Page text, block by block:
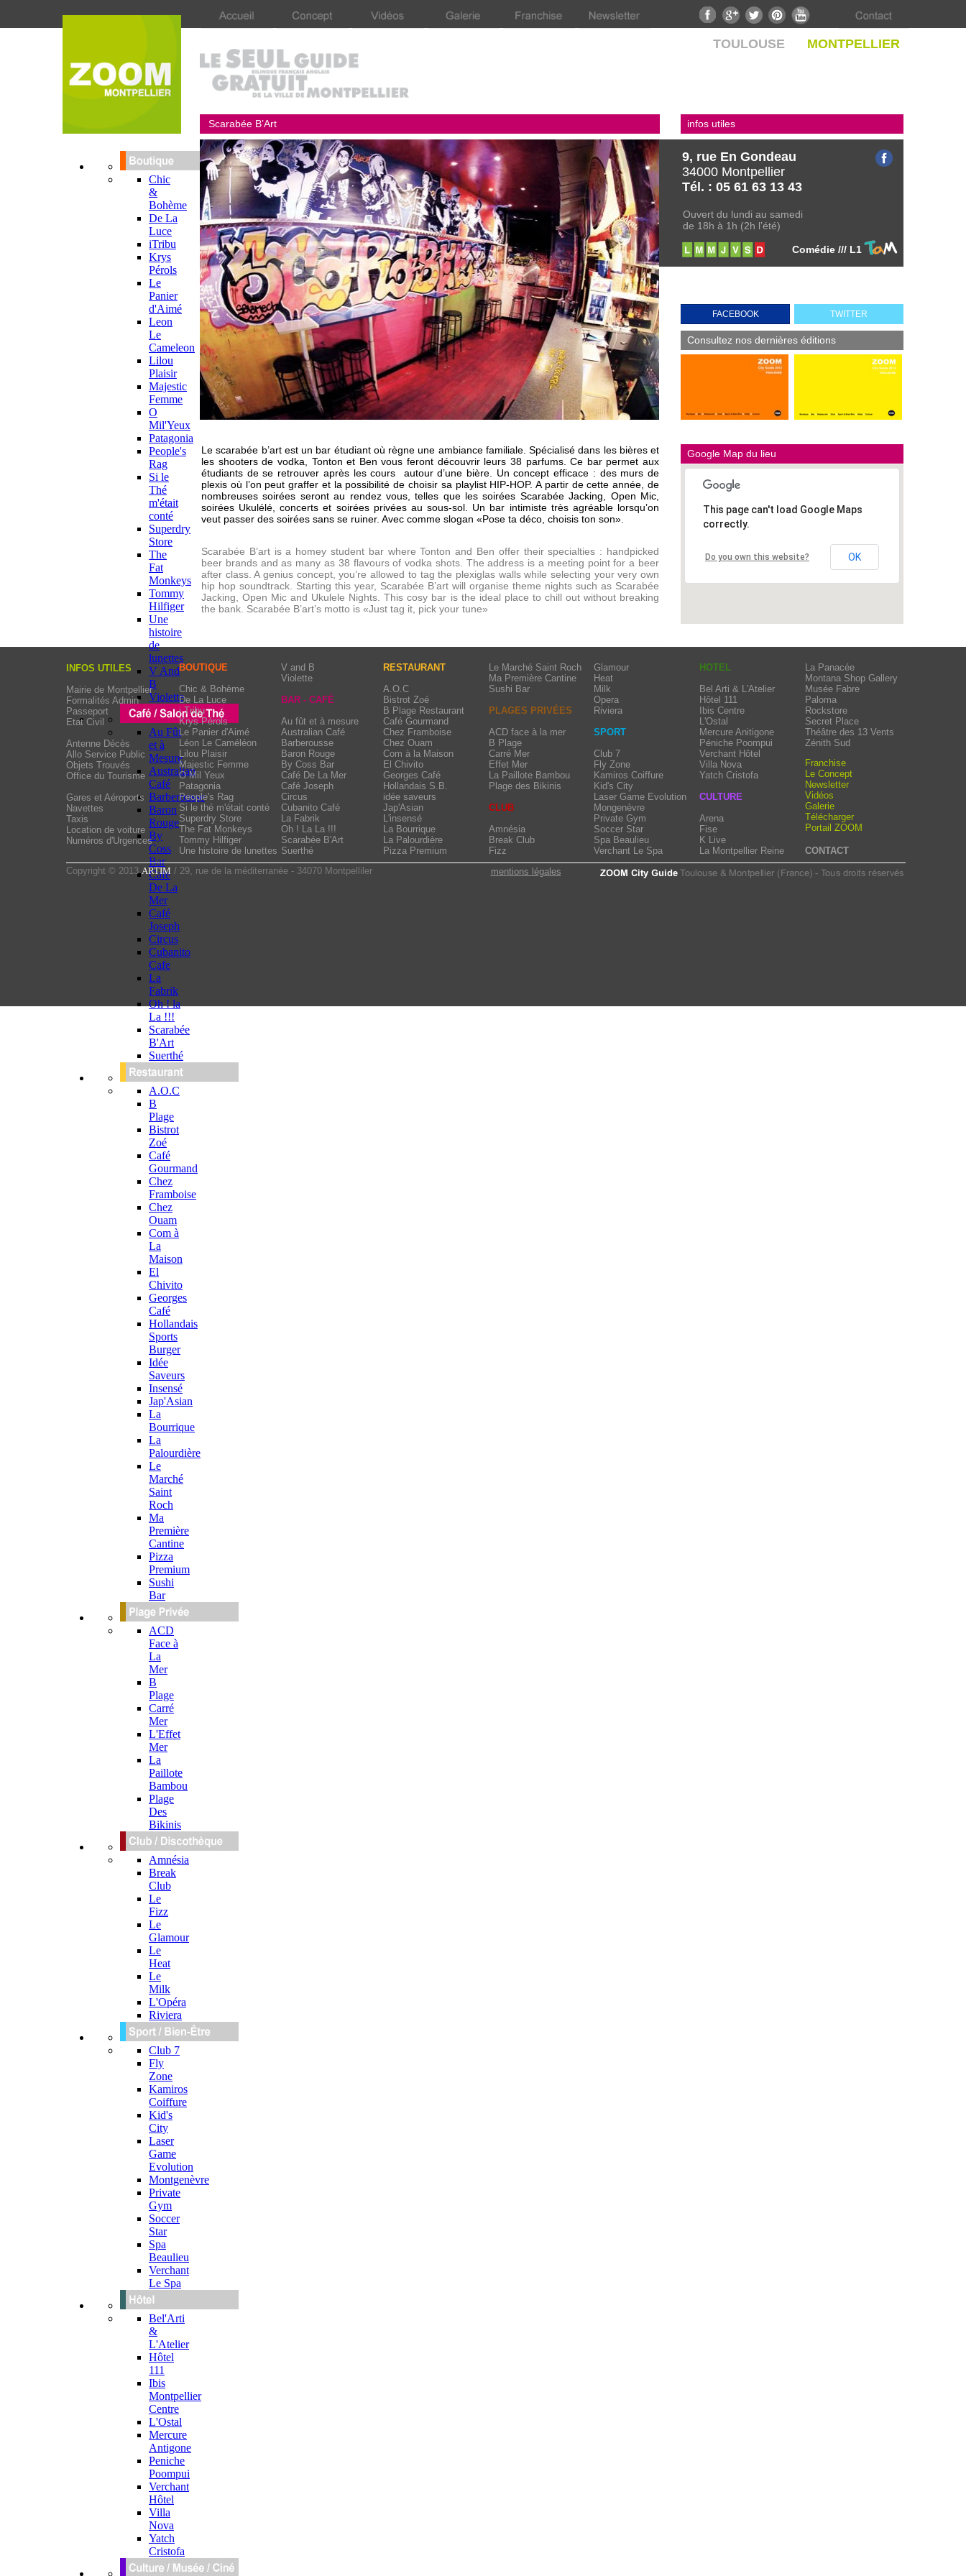
Scarabée B’art is a homey student bar where Tonton and Ben offer their specialties : handpicked
beer brands and as many as 38 flavours of vodka shots. The address is a meeting point for a beer
after class. A genius concept, you’re allowed to tag the plexiglas walls while selecting your very own
hip hop soundtrack. Starting this year, Scarabée B’art will organise theme nights such as Scarabée
Jacking, Open Mic and Ukulele Nights. This cosy bar is the ideal place to chill out without breaking
the bank. Scarabée B’art’s motto is «Just tag it, pick your tune»
Le scarabée b’art est un bar étudiant où règne une ambiance familiale. Spécialisé dans les bières et
les shooters de vodka, Tonton et Ben vous feront découvrir leurs 38 parfums. Ce bar permet aux
étudiants de se retrouver après les cours autour d’une bière. Un concept efficace : des murs de
plexis où l’on peut graffer et la possibilité de choisir sa playlist HIP-HOP. A partir de cette année, de
nombreuses soirées seront au rendez vous, telles que les soirées Scarabée Jacking, Open Mic,
soirées Ukulélé, concerts et soirées privées au sous-sol. Un bar intimiste très agréable lorsqu’on
veut passer des soirées sans se ruiner. Avec comme slogan «Pose ta déco, choisis ton son».
Ouvert du lundi au samedi
de 18h à 1h (2h l’été)
Comédie /// L1
9, rue En Gondeau
34000 Montpellier
Tél. : 05 61 63 13 43
This page can't load Google Maps
correctly.
Do you own this website? OK
Scarabée B’Art
Chic
&
Bohème
De La
Luce
iTribu
Krys
Pérols
Le
Panier
d'Aimé
Leon
Le
Cameleon
Lilou
Plaisir
Majestic
Femme
O
Mil'Yeux
Patagonia
People's
Rag
Si le
Thé
m'était
conté
Superdry
Store
The
Fat
Monkeys
Tommy
Hilfiger
Une
histoire
de
lunettes
V And
B
Violette
Au Fût
et à
Mesure
Australian
Café
Barberousse
Baron
Rouge
By
Coss
Bar
Cafe
De La
Mer
Café
Joseph
Circus
Cubanito
Cafe
La
Fabrik
Oh ! la
La !!!
Scarabée
B'Art
Suerthé
A.O.C
B
Plage
Bistrot
Zoé
Café
Gourmand
Chez
Framboise
Chez
Ouam
Com à
La
Maison
El
Chivito
Georges
Café
Hollandais
Sports
Burger
Idée
Saveurs
Insensé
Jap'Asian
La
Bourrique
La
Palourdière
Le
Marché
Saint
Roch
Ma
Première
Cantine
Pizza
Premium
Sushi
Bar
ACD
Face à
La
Mer
B
Plage
Carré
Mer
L'Effet
Mer
La
Paillote
Bambou
Plage
Des
Bikinis
Amnésia
Break
Club
Le
Fizz
Le
Glamour
Le
Heat
Le
Milk
L'Opéra
Riviera
Club 7
Fly
Zone
Kamiros
Coiffure
Kid's
City
Laser
Game
Evolution
Montgenèvre
Private
Gym
Soccer
Star
Spa
Beaulieu
Verchant
Le Spa
Bel'Arti
&
L'Atelier
Hôtel
111
Ibis
Montpellier
Centre
L'Ostal
Mercure
Antigone
Peniche
Poompui
Verchant
Hôtel
Villa
Nova
Yatch
Cristofa
MONTPELLIER
TOULOUSE
TWITTER
FACEBOOK
Consultez nos dernières éditions
Google Map du lieu
infos utiles
V and B
Violette
BAR - CAFÉ
Au fût et à mesure
Australian Café
Barberousse
Baron Rouge
By Coss Bar
Café De La Mer
Café Joseph
Circus
Cubanito Café
La Fabrik
Oh ! La La !!!
Scarabée B'Art
Suerthé
Franchise
Le Concept
Newsletter
Vidéos
Galerie
Télécharger
Portail ZOOM
mentions légales
La Panacée
Montana Shop Gallery
Musée Fabre
Paloma
Rockstore
Secret Place
Théâtre des 13 Vents
Zénith Sud
CONTACT
HOTEL
Bel Arti & L'Atelier
Hôtel 111
Ibis Centre
L'Ostal
Mercure Anitigone
Péniche Poompui
Verchant Hôtel
Villa Nova
Yatch Cristofa
CULTURE
Arena
Fise
K Live
La Montpellier Reine
Glamour
Heat
Milk
Opera
Riviera
SPORT
Club 7
Fly Zone
Kamiros Coiffure
Kid's City
Laser Game Evolution
Mongenèvre
Private Gym
Soccer Star
Spa Beaulieu
Verchant Le Spa
INFOS UTILES
Mairie de Montpellier
Formalités Admin
Passeport
Etat Civil
Antenne Décès
Allo Service Public
Objets Trouvés
Office du Tourisme
Gares et Aéroports
Navettes
Taxis
Location de voiture
Numéros d'Urgences
Copyright © 2013ARTIM / 29, rue de la méditerranée - 34070 Montpelliler
Le Marché Saint Roch
Ma Première Cantine
Sushi Bar
PLAGES PRIVÉES
ACD face à la mer
B Plage
Carré Mer
Effet Mer
La Paillote Bambou
Plage des Bikinis
CLUB
Amnésia
Break Club
Fizz
RESTAURANT
A.O.C
Bistrot Zoé
B Plage Restaurant
Café Gourmand
Chez Framboise
Chez Ouam
Com à la Maison
El Chivito
Georges Café
Hollandais S.B.
idée saveurs
Jap'Asian
L'insensé
La Bourrique
La Palourdière
Pizza Premium
BOUTIQUE
Chic & Bohème
De La Luce
i Tribu
Krys Pérols
Le Panier d'Aimé
Léon Le Caméléon
Lilou Plaisir
Majestic Femme
O Mil Yeux
Patagonia
People's Rag
Si le thé m'était conté
Superdry Store
The Fat Monkeys
Tommy Hilfiger
Une histoire de lunettes